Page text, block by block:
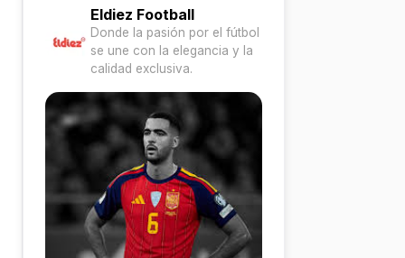
Eldiez Football
Donde la pasión por el fútbol
se une con la elegancia y la
calidad exclusiva.